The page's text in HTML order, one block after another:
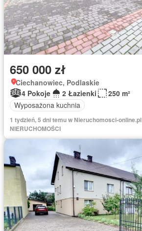
650 000 zł
Ciechanowiec, Podlaskie
4 Pokoje
2 Łazienki
250 m²
Wyposażona kuchnia
1 tydzień, 5 dni temu w Nieruchomosci-
NIERUCHOMOŚCI